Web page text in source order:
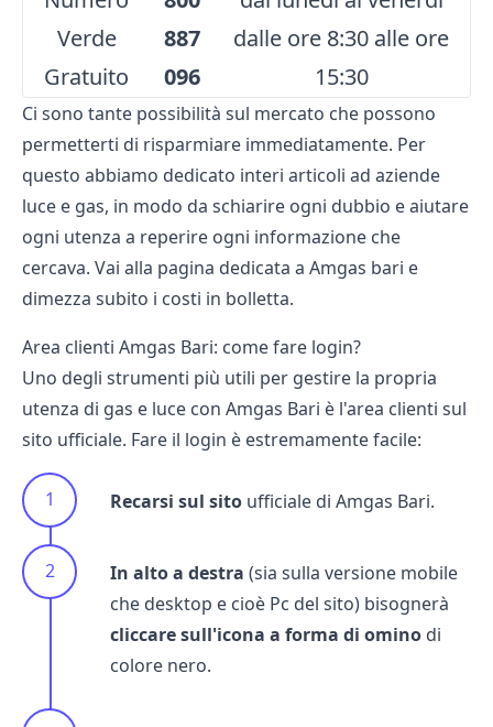
Verde
Gratuito
887
096
dalle ore 8:30 alle ore
15:30
Ci sono tante possibilità sul mercato che possono
permetterti di risparmiare immediatamente. Per
questo abbiamo dedicato interi articoli ad aziende
luce e gas, in modo da schiarire ogni dubbio e aiutare
ogni utenza a reperire ogni informazione che
cercava. Vai alla pagina dedicata a Amgas bari e
dimezza subito i costi in bolletta.
Area clienti Amgas Bari: come fare login?
Uno degli strumenti più utili per gestire la propria
utenza di gas e luce con Amgas Bari è l'area clienti sul
sito ufficiale. Fare il login è estremamente facile:
Recarsi sul sito ufficiale di Amgas Bari.
In alto a destra (sia sulla versione mobile
che desktop e cioè Pc del sito) bisognerà
cliccare sull'icona a forma di omino di
colore nero.